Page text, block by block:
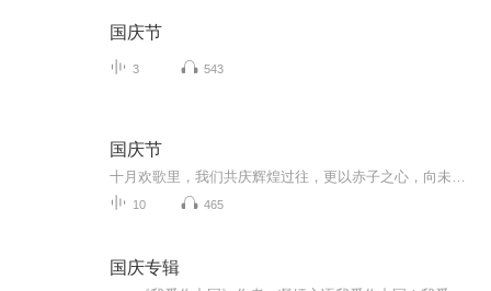
国庆节
3 543
国庆节
10 465
国庆专辑